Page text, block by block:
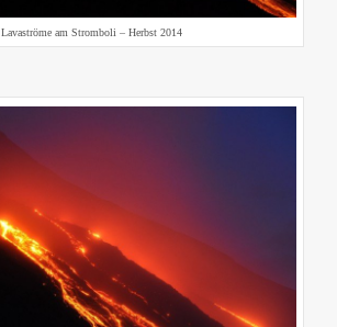
Lavaströme am Stromboli – Herbst 2014